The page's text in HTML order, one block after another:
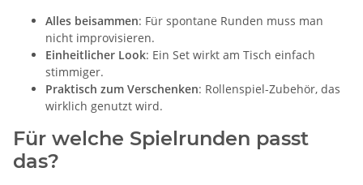
Alles beisammen: Für spontane Runden muss man
nicht improvisieren.
Einheitlicher Look: Ein Set wirkt am Tisch einfach
stimmiger.
Praktisch zum Verschenken: Rollenspiel-Zubehör, das
wirklich genutzt wird.
Für welche Spielrunden passt
das?